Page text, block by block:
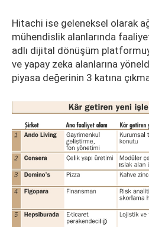
Hitachi ise geleneksel olarak
mühendislik alanlarında
adlı dijital dönüşüm
ve yapay zeka alanlarına
piyasa değerinin 3 katına